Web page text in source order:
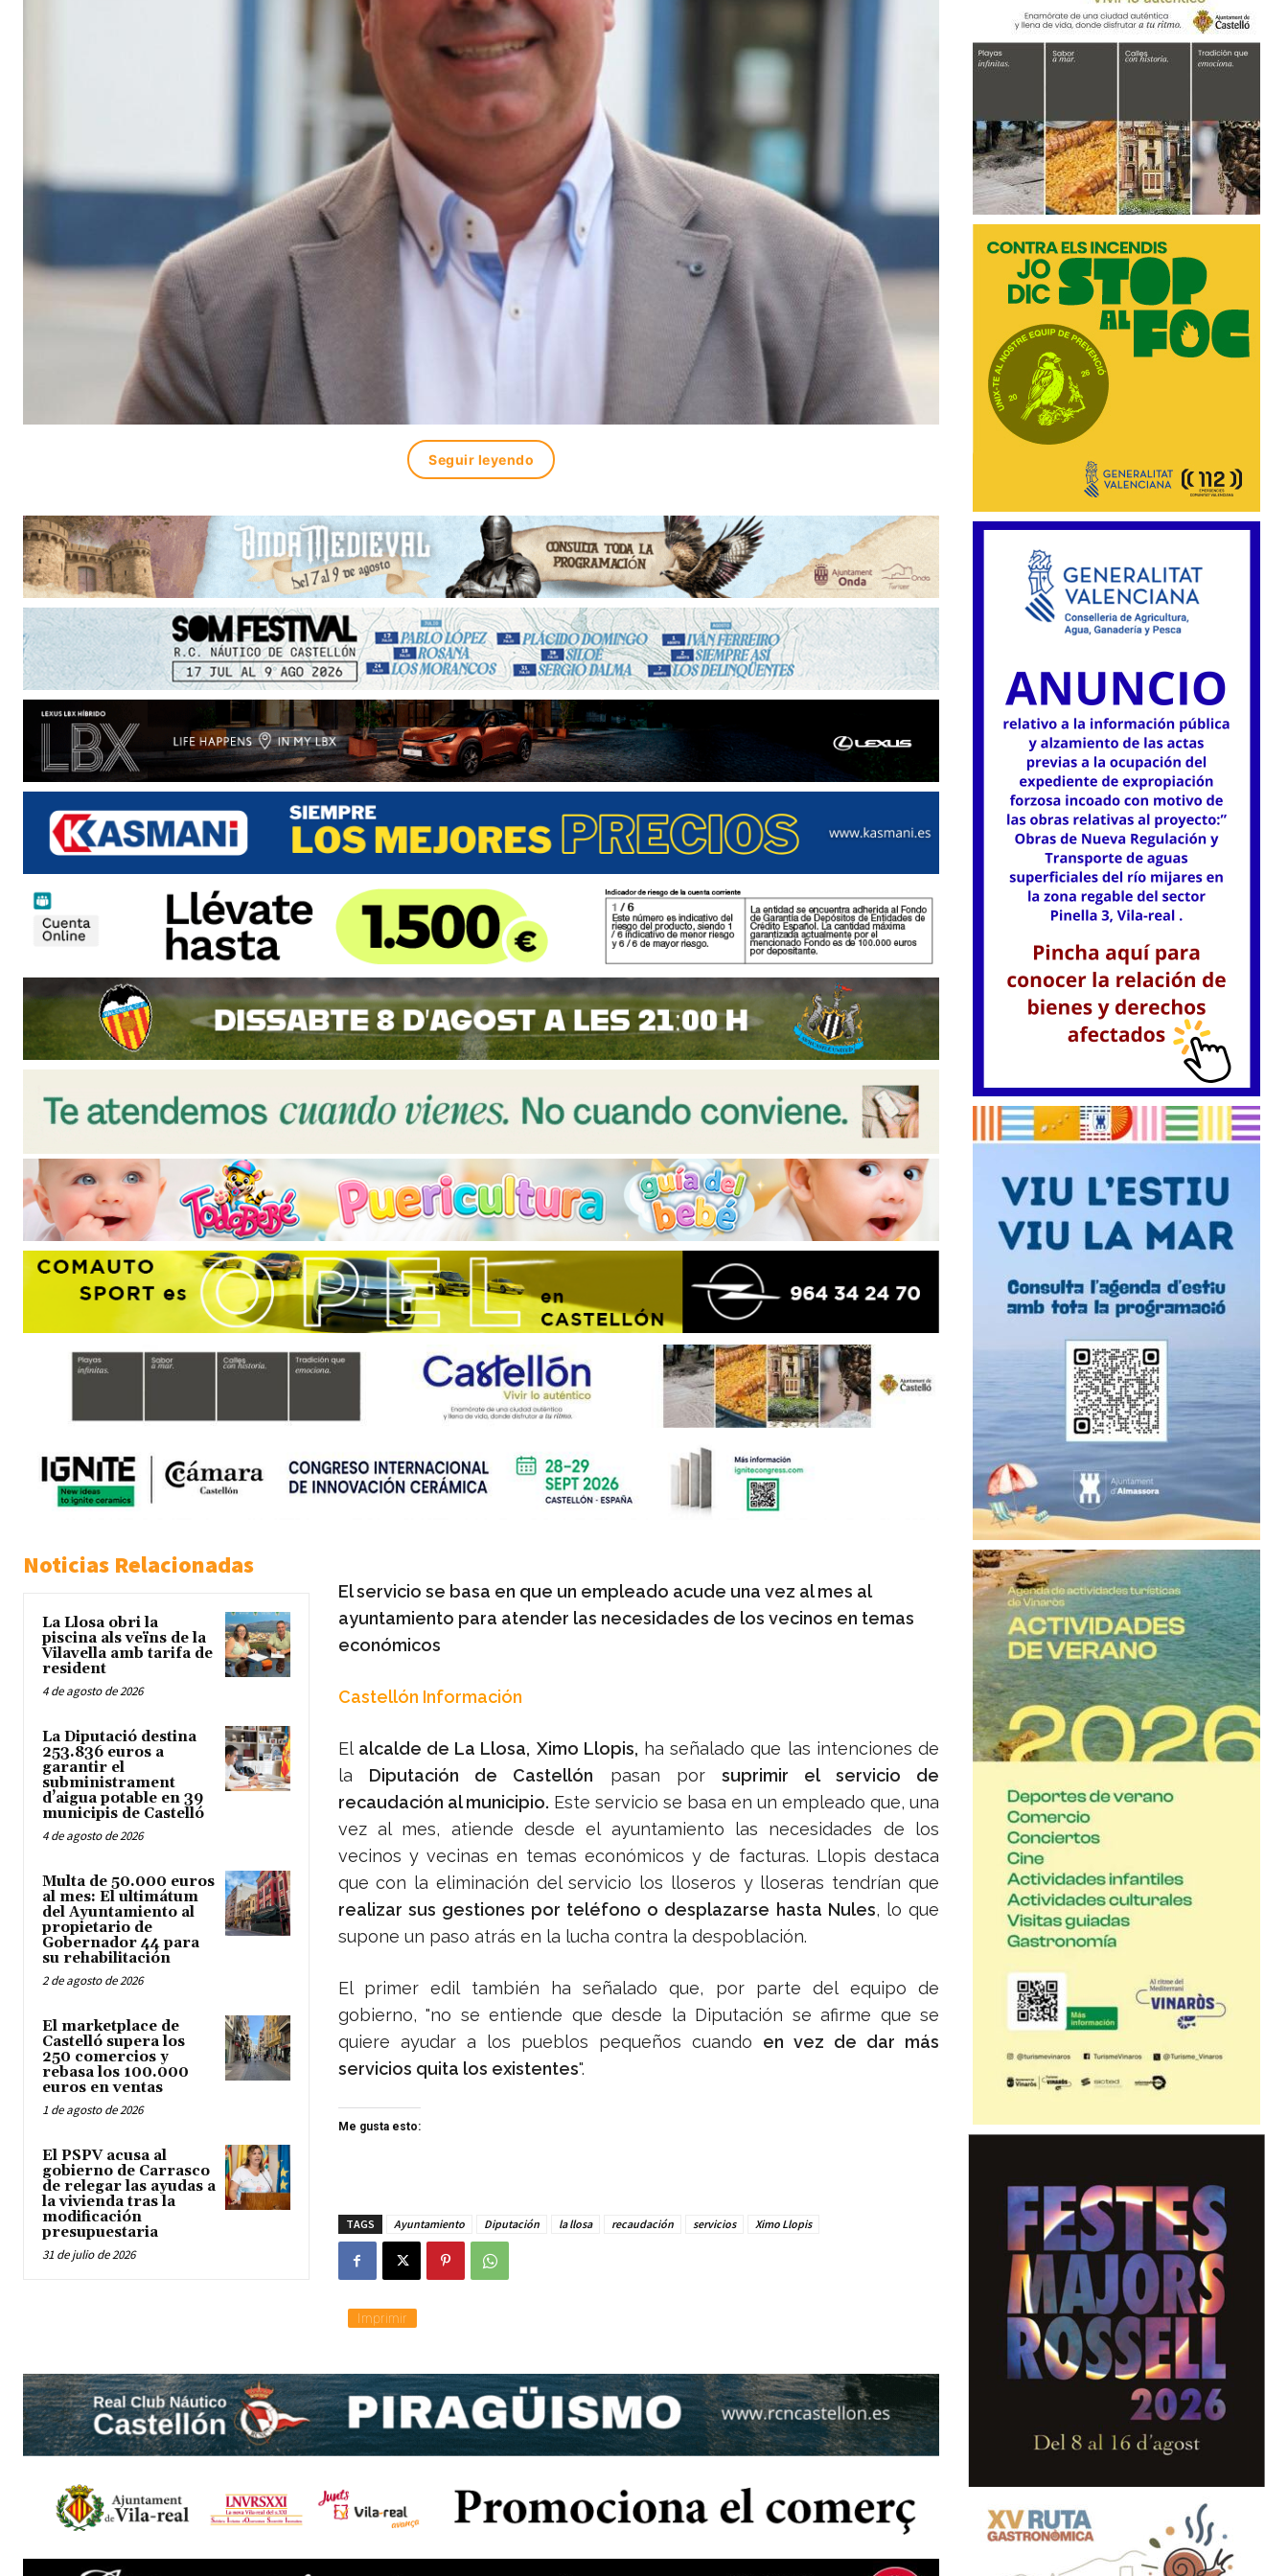
Seguir leyendo
Noticias Relacionadas
La Llosa obri la
piscina als veïns de la
Vilavella amb tarifa de
resident
4 de agosto de 2026
La Diputació destina
253.836 euros a
garantir el
subministrament
d’aigua potable en 39
municipis de Castelló
4 de agosto de 2026
Multa de 50.000 euros
al mes: El ultimátum
del Ayuntamiento al
propietario de
Gobernador 44 para
su rehabilitación
2 de agosto de 2026
El marketplace de
Castelló supera los
250 comercios y
rebasa los 100.000
euros en ventas
1 de agosto de 2026
El PSPV acusa al
gobierno de Carrasco
de relegar las ayudas a
la vivienda tras la
modificación
presupuestaria
31 de julio de 2026
El servicio se basa en que un empleado acude una vez al mes al
ayuntamiento para atender las necesidades de los vecinos en temas
económicos
Castellón Información
El alcalde de La Llosa, Ximo Llopis, ha señalado que las intenciones de
la Diputación de Castellón pasan porsuprimir el servicio de
recaudación al municipio. Este servicio se basa en un empleado que, una
vez al mes, atiende desde el ayuntamiento las necesidades de los
vecinos y vecinas en temas económicos y de facturas. Llopis destaca
que con la eliminación del servicio los lloseros y lloseras tendrían que
realizar sus gestiones por teléfono o desplazarse hasta Nules, lo que
supone un paso atrás en la lucha contra la despoblación.
El primer edil también ha señalado que, por parte del equipo de
gobierno, "no se entiende que desde la Diputación se afirme que se
quiere ayudar a los pueblos pequeños cuando en vez de dar más
servicios quita los existentes".
Me gusta esto:
TAGS Ayuntamiento Diputación la llosa recaudación servicios Ximo Llopis
Imprimir